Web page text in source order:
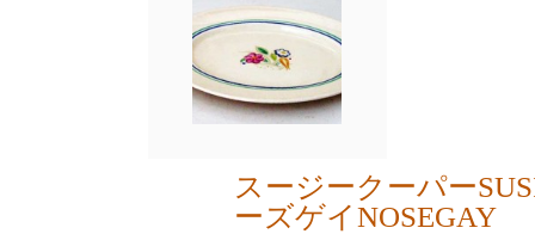
スージークーパー
ーズゲイ